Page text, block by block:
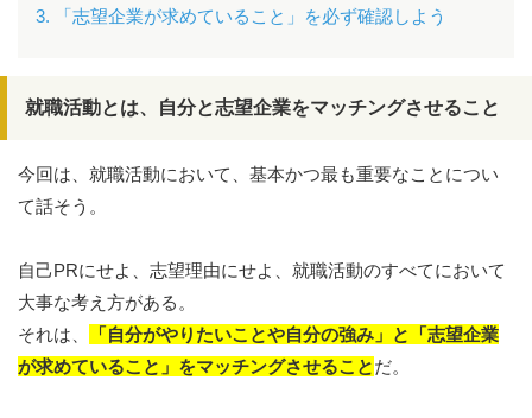
3. 「志望企業が求めていること」を必ず確認しよう
就職活動とは、自分と志望企業をマッチングさせること
今回は、就職活動において、基本かつ最も重要なことについ
て話そう。
自己PRにせよ、志望理由にせよ、就職活動のすべてにおいて
大事な考え方がある。
それは、
「自分がやりたいことや自分の強み」と「志望企業
が求めていること」をマッチングさせることだ。